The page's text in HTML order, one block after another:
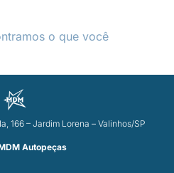
o que você
166 – Jardim Lorena – Valinhos/SP
Autopeças